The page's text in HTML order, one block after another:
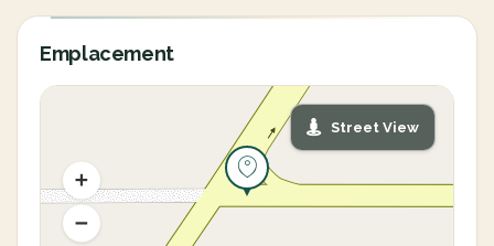
Emplacement
Street View